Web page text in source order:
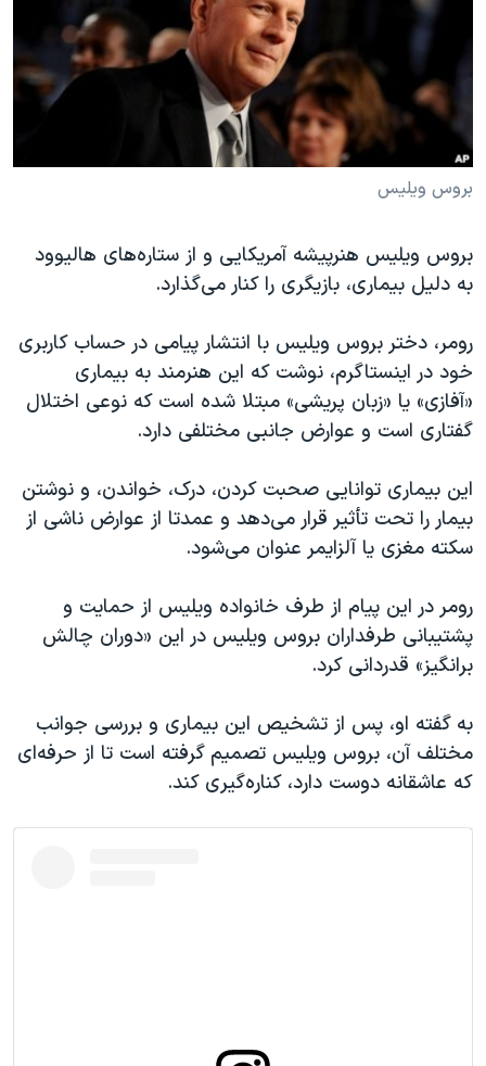
فرهنگ و زندگی
اقتصادی
علم و فناوری
آرشیو پخش زنده
مستندها
انتخابات ریاست جمهوری آمریکا ۲۰۲۴
حمله جمهوری اسلامی به اسرائیل
مجموعه مستندهای دادخواهی
تریبونال مردمی آبان ۹۸
دادگاه حمید نوری
چهل سال گروگان‌گیری
قانون شفافیت دارائی کادر رهبری ایران
اسرائیل در جنگ
نرگس محمدی برنده جایزه نوبل صلح
صفحه‌های ویژه
سفر پرزیدنت ترامپ به چین
دنبال کنید
زبانهای مختلف
بروس ویلیس
بروس ویلیس هنرپیشه آمریکایی و از ستاره‌های هالیوود
به دلیل بیماری، بازیگری را کنار می‌گذارد.
رومر، دختر بروس ویلیس با انتشار پیامی در حساب کاربری
خود در اینستاگرم، نوشت که این هنرمند به بیماری
«آفازی» یا «زبان پریشی» مبتلا شده است که نوعی اختلال
گفتاری است و عوارض جانبی مختلفی دارد.
این بیماری توانایی صحبت کردن، درک، خواندن، و نوشتن
بیمار را تحت تأثیر قرار می‌دهد و عمدتا از عوارض ناشی از
سکته مغزی یا آلزایمر عنوان می‌شود.
رومر در این پیام از طرف خانواده ویلیس از حمایت و
پشتیبانی طرفداران بروس ویلیس در این «دوران چالش
برانگیز» قدردانی کرد.
به گفته او، پس از تشخیص این بیماری و بررسی جوانب
مختلف آن، بروس ویلیس تصمیم گرفته است تا از حرفه‌ای
که عاشقانه دوست دارد، کناره‌گیری کند.